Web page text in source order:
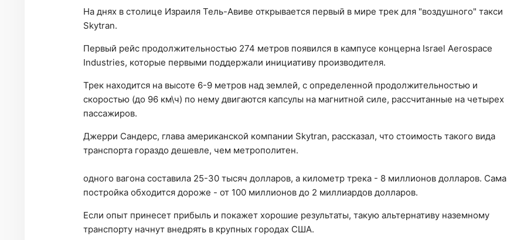
На днях в столице Израиля Тель-Авиве открывается первый в мире трек для "воздушного" такси
Skytran.
Первый рейс продолжительностью 274 метров появился в кампусе концерна Israel Aerospace
Industries, которые первыми поддержали инициативу производителя.
Трек находится на высоте 6-9 метров над землей, с определенной продолжительностью и
скоростью (до 96 км\ч) по нему двигаются капсулы на магнитной силе, рассчитанные на четырех
пассажиров.
Джерри Сандерс, глава американской компании Skytran, рассказал, что стоимость такого вида
транспорта гораздо дешевле, чем метрополитен.
одного вагона составила 25-30 тысяч долларов, а километр трека - 8 миллионов долларов. Сама
постройка обходится дороже - от 100 миллионов до 2 миллиардов долларов.
Если опыт принесет прибыль и покажет хорошие результаты, такую альтернативу наземному
транспорту начнут внедрять в крупных городах США.